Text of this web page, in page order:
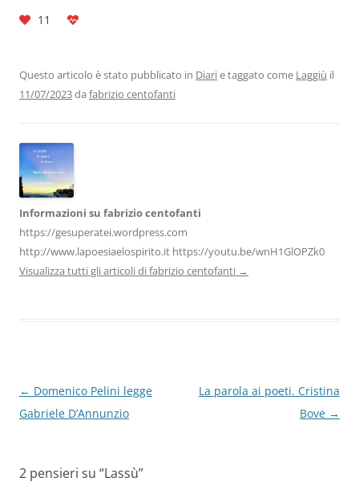
b
o
o
k
dI
n
A
p
a vi
11
Questo articolo è stato pubblicato in Diarie taggato come Laggiù il
11/07/2023da fabrizio centofanti
Informazioni su fabrizio centofanti
https://gesuperatei.wordpress.com
http://www.lapoesiaelospirito.it https://youtu.be/wnH1GlOPZk0
Visualizza tutti gli articoli di fabrizio centofanti →
Navigazione
articolo
← Domenico Pelini legge
Gabriele D’Annunzio
La parola ai poeti. Cristina
Bove →
2 pensieri su “Lassù”